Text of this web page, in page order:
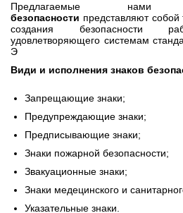
Предлагаемые
безопасности представляют собой
создания безопасности
удовлетворяющего системам
Э
Види и исполнения знаков
Запрещающие знаки;
Предупреждающие знаки;
Предписывающие знаки;
Знаки пожарной безопасности;
Звакуационные знаки;
Знаки медецинского и
Указательные знаки.